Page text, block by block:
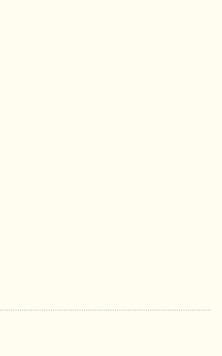
、様々なコーディネートに合わ
ました。 又のご来店お待ち